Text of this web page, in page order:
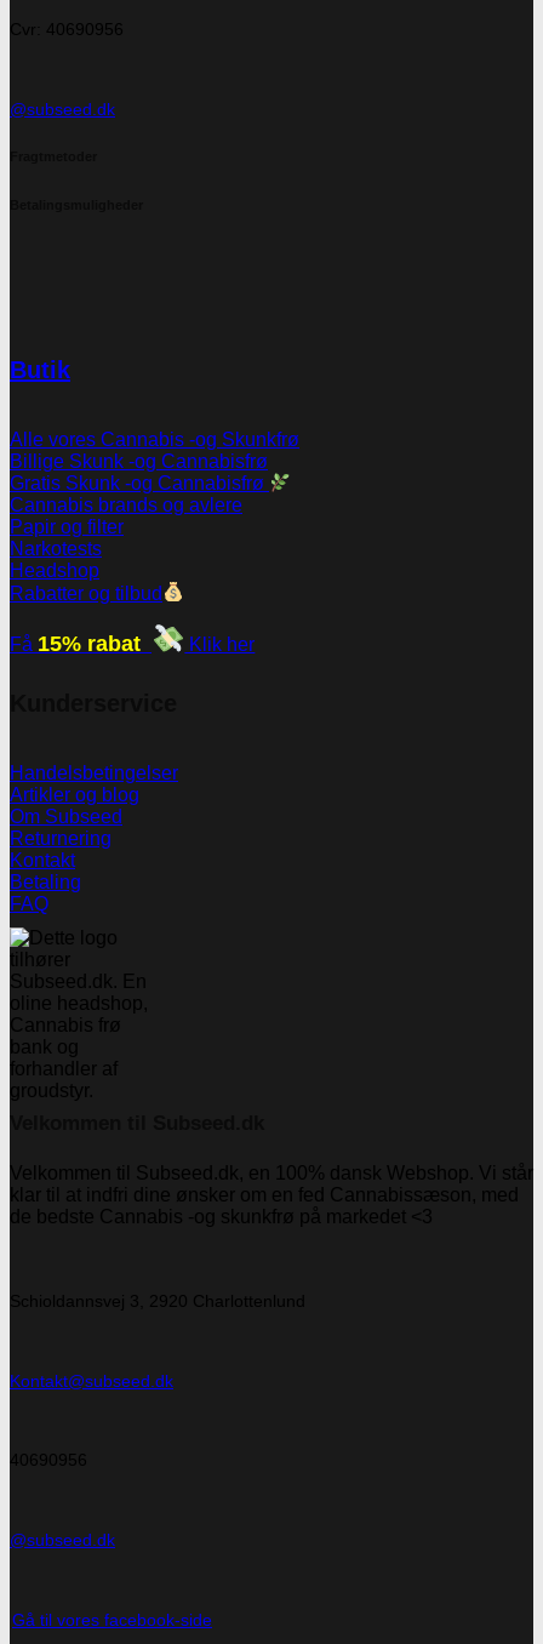
Cvr: 40690956
@subseed.dk
Butik
Alle vores Cannabis -og Skunkfrø
Billige Skunk -og Cannabisfrø
Gratis Skunk -og Cannabisfrø
Cannabis brands og avlere
Papir og filter
Narkotests
Headshop
Rabatter og tilbud
Få 15% rabat Klik her
Handelsbetingelser
Artikler og blog
Om Subseed
Returnering
Kontakt
Betaling
FAQ
Velkommen til Subseed.dk, en 100% dansk Webshop. Vi står
klar til at indfri dine ønsker om en fed Cannabissæson, med
de bedste Cannabis -og skunkfrø på markedet <3
Schioldannsvej 3, 2920 Charlottenlund
Kontakt@subseed.dk
40690956
@subseed.dk
Gå til vores facebook-side